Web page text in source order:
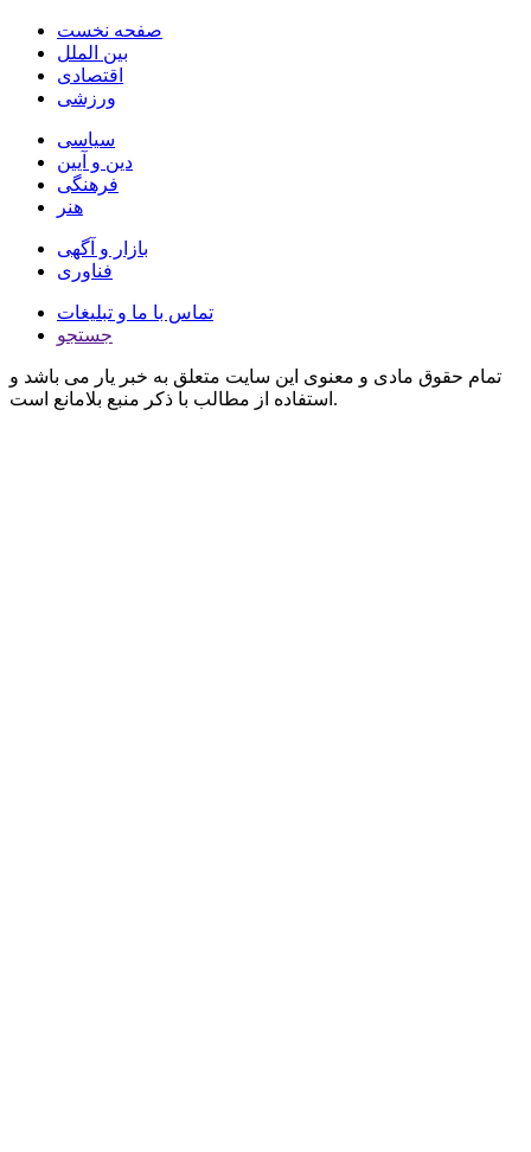
صفحه نخست
بین الملل
اقتصادی
ورزشی
سیاسی
دین و آیین
فرهنگی
هنر
بازار و آگهی
فناوری
تماس با ما و تبلیغات
جستجو
تمام حقوق مادی و معنوی این سایت متعلق به خبر یار می باشد و
استفاده از مطالب با ذکر منبع بلامانع است.